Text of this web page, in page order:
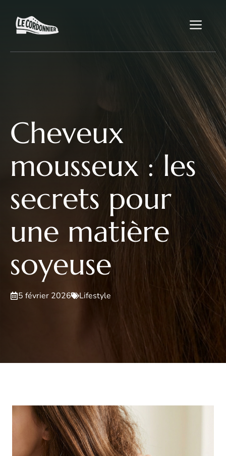
contenu
Cheveux
mousseux : les
secrets pour
une matière
soyeuse
5 février 2026 Lifestyle